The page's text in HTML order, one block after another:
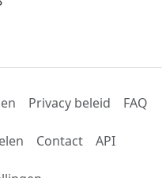
Privacy beleid FAQ
Contact API